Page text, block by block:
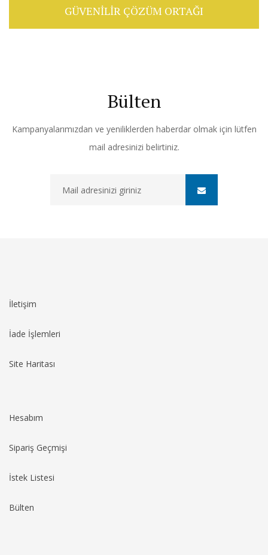
GÜVENİLİR ÇÖZÜM ORTAĞI
Bülten
Kampanyalarımızdan ve yeniliklerden haberdar olmak için lütfen
mail adresinizi belirtiniz.
İletişim
İade İşlemleri
Site Haritası
Hesabım
Sipariş Geçmişi
İstek Listesi
Bülten